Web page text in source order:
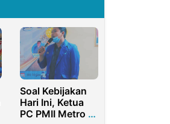
Soal Kebijakan
Hari Ini, Ketua
PC PMII Metro :